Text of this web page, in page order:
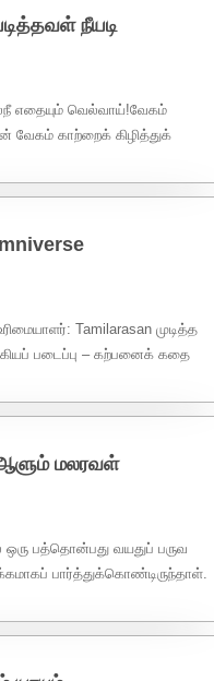
நீயடி
எதையும் வெல்வாய்!வேகம்
வேகம் காற்றைக் கிழித்துக்
Tamilarasan முடித்த
படைப்பு – கற்பனைக் கதை
இந்த படைப்பு ...
மலரவள்
பத்தொன்பது வயதுப் பருவ
பார்த்துக்கொண்டிருந்தாள்.